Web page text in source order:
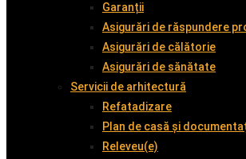
Garanții
Asigurări de răspundere
Asigurări de călătorie
Asigurări de sănătate
Servicii de arhitectură
Refatadizare
Plan de casă și
Releveu(e)